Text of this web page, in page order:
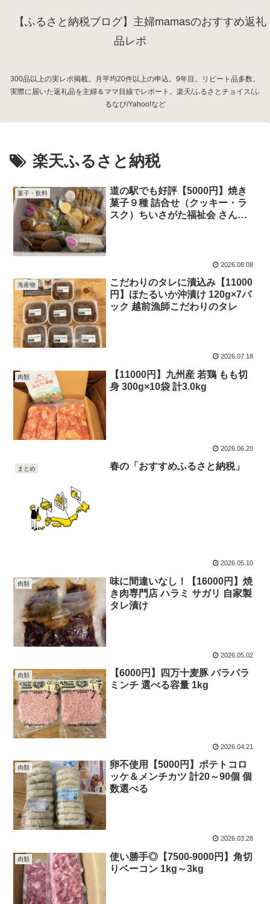
【ふるさと納税ブログ】主婦mamasのおすすめ返礼
品レポ
300品以上の実レポ掲載。月平均20件以上の申込。9年目。リピート品多数。
実際に届いた返礼品を主婦＆ママ目線でレポート。楽天/ふるさとチョイス/ふ
るなび/Yahoo!など
楽天ふるさと納税
菓子・飲料
道の駅でも好評【5000円】焼き
菓子９種 詰合せ（クッキー・ラ
スク）ちいさがた福祉会 さんら
2026.08.08
海産物
こだわりのタレに漬込み【11000
円】ほたるいか沖漬け 120g×7パ
ック 越前漁師こだわりのタレ
2026.07.18
肉類
【11000円】九州産 若鶏 もも切
身 300g×10袋 計3.0kg
2026.06.20
まとめ 春の「おすすめふるさと納税」
2026.05.10
肉類
味に間違いなし！【16000円】焼
き肉専門店 ハラミ サガリ 自家製
タレ漬け
2026.05.02
肉類
【6000円】四万十麦豚 パラパラ
ミンチ 選べる容量 1kg
2026.04.21
肉類
卵不使用【5000円】ポテトコロ
ッケ＆メンチカツ 計20～90個 個
数選べる
2026.03.28
肉類
使い勝手◎【7500-9000円】角切
りベーコン 1kg～3kg